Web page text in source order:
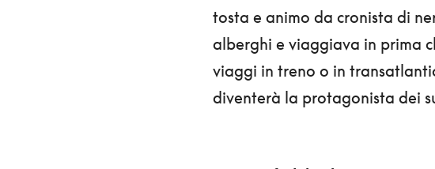
tosta e animo da cronista di
alberghi e viaggiava in prima
viaggi in treno o in
diventerà la protagonista dei